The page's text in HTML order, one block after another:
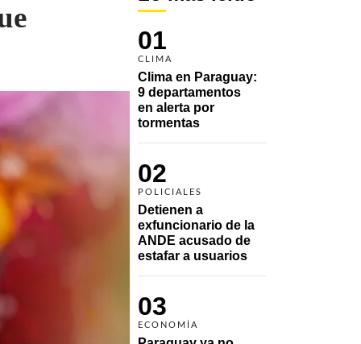
01
CLIMA
Clima en Paraguay:
9 departamentos
en alerta por
tormentas
02
POLICIALES
Detienen a
exfuncionario de la
ANDE acusado de
estafar a usuarios
03
ECONOMÍA